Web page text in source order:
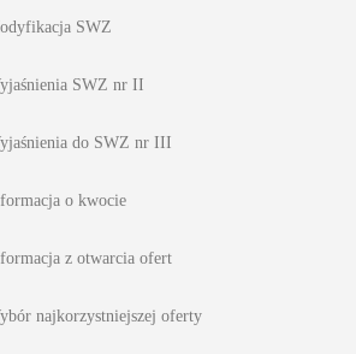
SWZ
SWZ nr II
do SWZ nr III
o kwocie
z otwarcia ofert
najkorzystniejszej oferty